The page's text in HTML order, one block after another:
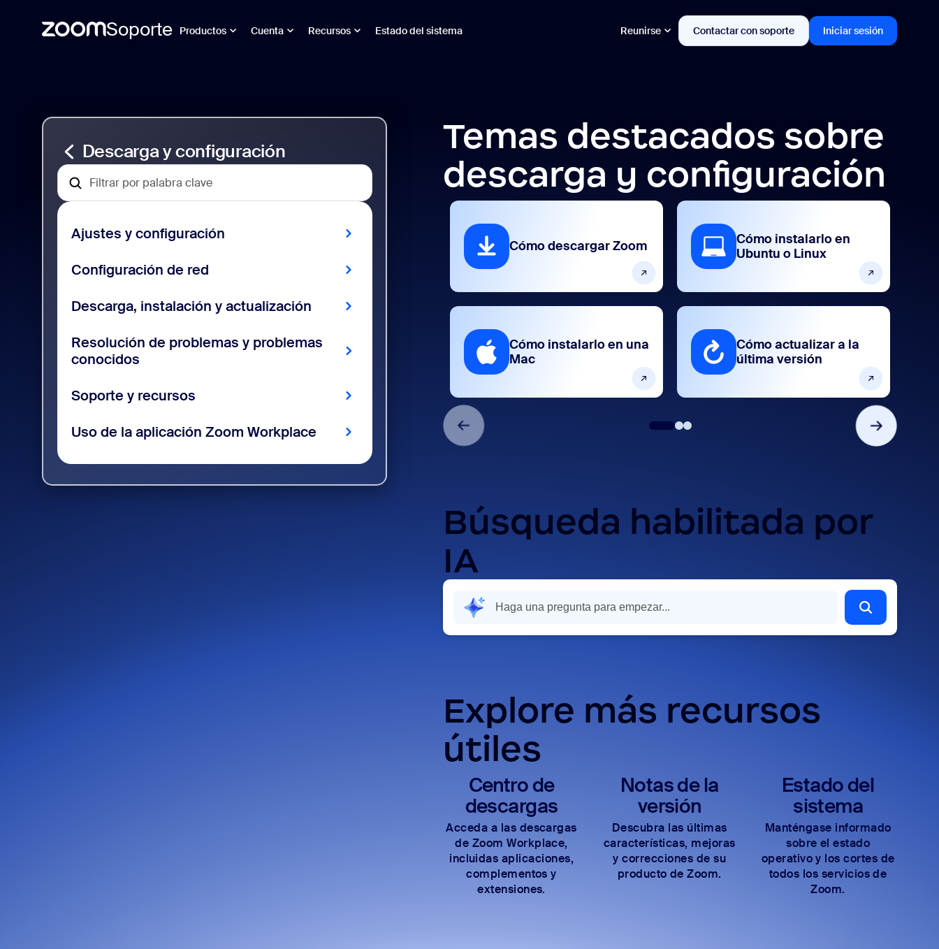
Soporte Productos Cuenta Recursos Estado del sistema Reunirse Contactar con soporte Iniciar sesión
configuración
Descarga y configuración
Ajustes y configuración
Configuración de red
Descarga, instalación y actualización
Resolución de problemas y problemas
conocidos
Soporte y recursos
Uso de la aplicación Zoom Workplace
Temas destacados sobre
descarga y configuración
Cómo descargar Zoom
Cómo instalarlo en una
Mac
Cómo instalarlo en
Ubuntu o Linux
Cómo actualizar a la
última versión
Búsqueda habilitada por
IA
Explore más recursos
útiles
Centro de
descargas
Acceda a las descargas
de Zoom Workplace,
incluidas aplicaciones,
complementos y
extensiones.
Notas de la
versión
Descubra las últimas
características, mejoras
y correcciones de su
producto de Zoom.
Estado del
sistema
Manténgase informado
sobre el estado
operativo y los cortes de
todos los servicios de
Zoom.